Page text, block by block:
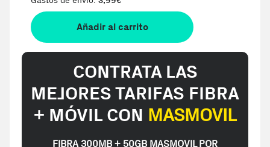
Añadir al carrito
CONTRATA LAS
MEJORES TARIFAS FIBRA
+ MÓVIL CON MASMOVIL
FIBRA 300MB + 50GB MASMOVIL POR